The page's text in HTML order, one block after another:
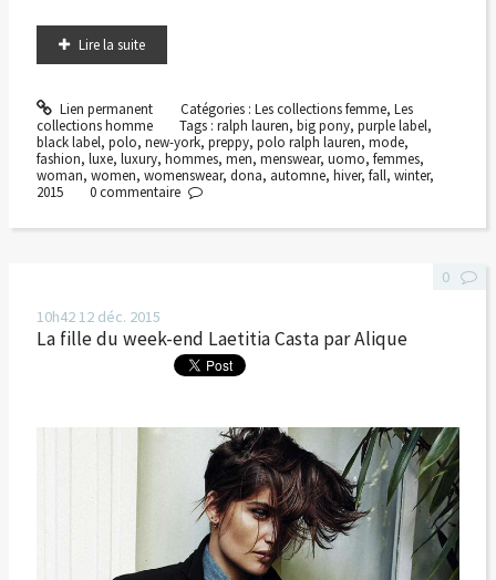
Lire la suite
Lien permanent Catégories : Les collections femme, Les
collections homme
Tags :ralph lauren,big pony,purple label,
black label, polo, new-york, preppy, polo ralph lauren, mode,
fashion, luxe, luxury, hommes, men, menswear, uomo, femmes,
woman, women, womenswear, dona, automne, hiver, fall, winter,
2015
0commentaire
10h4212 déc. 2015
La fille du week-end Laetitia Casta par Alique
0